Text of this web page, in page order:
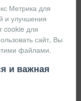
Метрика для
и улучшения
cookie для
сайт, Вы
файлами.
и важная